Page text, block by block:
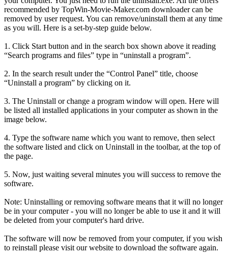
recommended by TopWin-Movie-Maker.com downloader can be
removed by user request. You can remove/uninstall them at any time
as you will. Here is a set-by-step guide below.
1. Click Start button and in the search box shown above it reading
“Search programs and files” type in “uninstall a program”.
2. In the search result under the “Control Panel” title, choose
“Uninstall a program” by clicking on it.
3. The Uninstall or change a program window will open. Here will
be listed all installed applications in your computer as shown in the
image below.
4. Type the software name which you want to remove, then select
the software listed and click on Uninstall in the toolbar, at the top of
the page.
5. Now, just waiting several minutes you will success to remove the
software.
Note: Uninstalling or removing software means that it will no longer
be in your computer - you will no longer be able to use it and it will
be deleted from your computer's hard drive.
The software will now be removed from your computer, if you wish
to reinstall please visit our website to download the software again.